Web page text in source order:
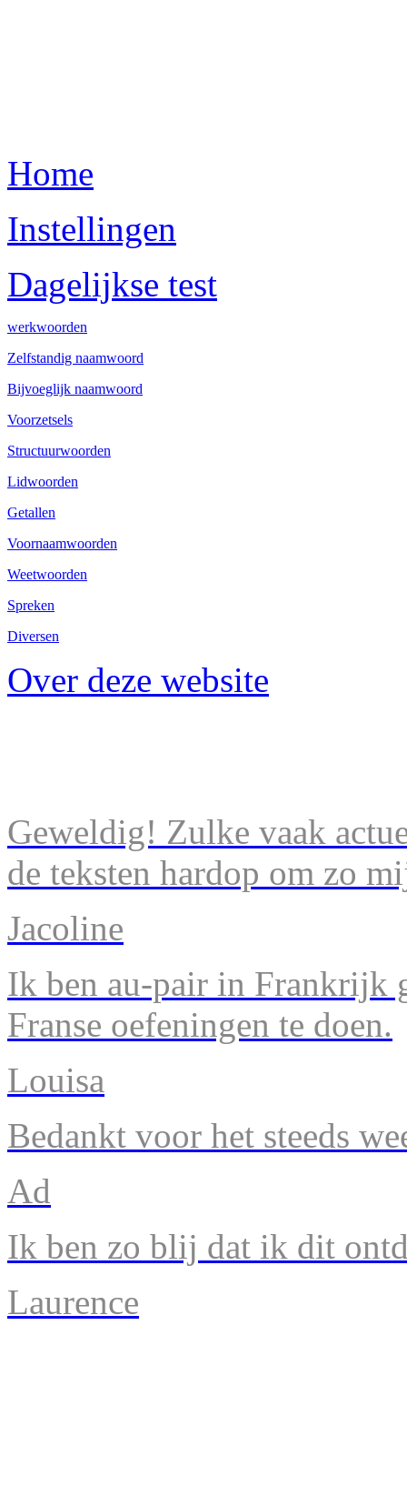
Home
Instellingen
Dagelijkse test
werkwoorden
Zelfstandig naamwoord
Bijvoeglijk naamwoord
Voorzetsels
Structuurwoorden
Lidwoorden
Getallen
Voornaamwoorden
Weetwoorden
Spreken
Diversen
Over deze website
Geweldig! Zulke vaak
de teksten hardop om zo
Jacoline
Ik ben au-pair in Frankrijk
Franse oefeningen te doen.
Louisa
Bedankt voor het steeds
Ad
Ik ben zo blij dat ik dit
Laurence